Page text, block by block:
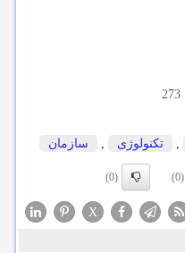
273
, تكنولوژی , سازمان
(0)
(0)
X